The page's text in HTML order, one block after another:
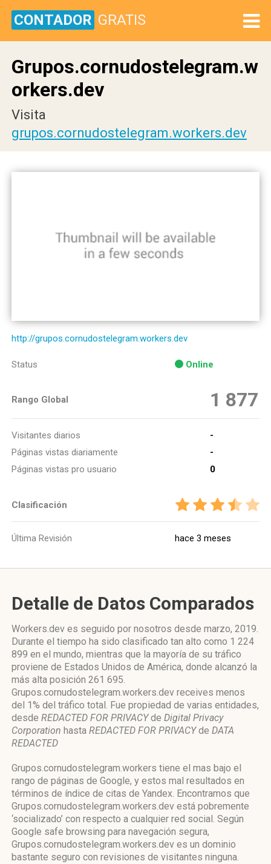
CONTADOR GRATIS
Grupos.cornudostelegram.w
orkers.dev
Visita
grupos.cornudostelegram.workers.dev
http://grupos.cornudostelegram.workers.dev
Status Online
Rango Global 1 877
Visitantes diarios
-
Páginas vistas diariamente
-
Páginas vistas pro usuario
0
Clasificación
Última Revisión hace 3 meses
Detalle de Datos Comparados
Workers.dev es seguido por nosotros desde marzo, 2019.
Durante el tiempo ha sido clasificado tan alto como 1 224
899 en el mundo, mientras que la mayoría de su tráfico
proviene de Estados Unidos de América, donde alcanzó la
más alta posición 261 695.
Grupos.cornudostelegram.workers.dev receives menos
del 1% del tráfico total. Fue propiedad de varias entidades,
desde REDACTED FOR PRIVACYde Digital Privacy
Corporation hasta REDACTED FOR PRIVACYde DATA
REDACTED
Grupos.cornudostelegram.workers tiene el mas bajo el
rango de páginas de Google, y estos mal resultados en
términos de índice de citas de Yandex. Encontramos que
Grupos.cornudostelegram.workers.dev está pobremente
‘socializado’ con respecto a cualquier red social. Según
Google safe browsing para navegación segura,
Grupos.cornudostelegram.workers.dev es un dominio
bastante seguro con revisiones de visitantes ninguna.